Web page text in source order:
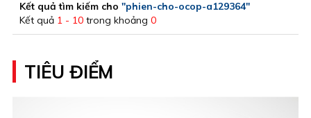
Kết quả tìm kiếm cho "phien-cho-ocop-a129364"
Kết quả 1 - 10 trong khoảng 0
TIÊU ĐIỂM